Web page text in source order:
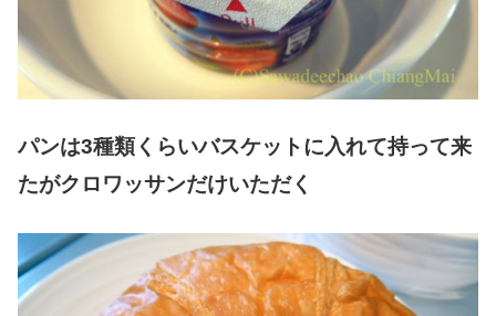
パンは3種類くらいバスケットに入れて持って来
たがクロワッサンだけいただく